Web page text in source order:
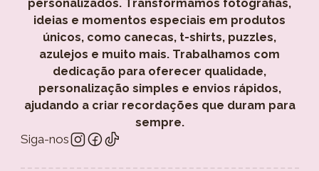
personalizados. Transformamos fotografias,
ideias e momentos especiais em produtos
únicos, como canecas, t-shirts, puzzles,
azulejos e muito mais. Trabalhamos com
dedicação para oferecer qualidade,
personalização simples e envios rápidos,
ajudando a criar recordações que duram para
sempre.
Siga-nos